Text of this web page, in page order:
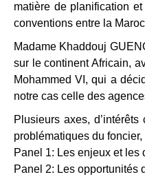
matière de planification
conventions entre la
Madame Khaddouj
sur le continent Africain,
Mohammed VI, qui a
notre cas celle des
Plusieurs axes,
problématiques du
Panel 1: Les enjeux et les
Panel 2: Les opportunités